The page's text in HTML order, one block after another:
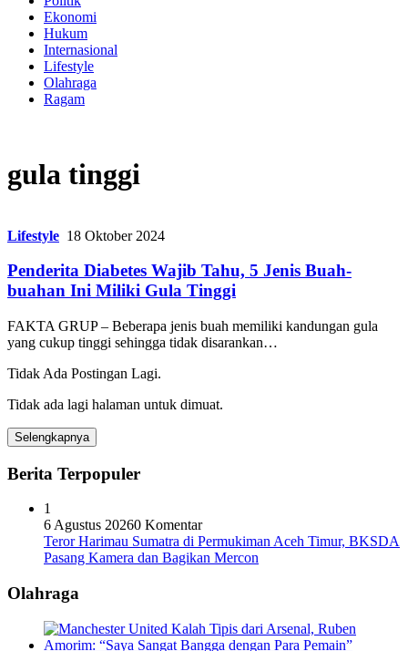
Ekonomi
Hukum
Internasional
Lifestyle
Olahraga
Ragam
gula tinggi
Lifestyle 18 Oktober 2024
Penderita Diabetes Wajib Tahu, 5 Jenis Buah-
buahan Ini Miliki Gula Tinggi
FAKTA GRUP – Beberapa jenis buah memiliki kandungan gula
yang cukup tinggi sehingga tidak disarankan…
Tidak Ada Postingan Lagi.
Tidak ada lagi halaman untuk dimuat.
Selengkapnya
Berita Terpopuler
1
6 Agustus 20260 Komentar
Teror Harimau Sumatra di Permukiman Aceh Timur, BKSDA
Pasang Kamera dan Bagikan Mercon
Olahraga